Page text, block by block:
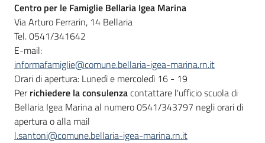
Centro per le Famiglie Bellaria Igea Marina
Via Arturo Ferrarin, 14 Bellaria
Tel. 0541/341642
E-mail:
informafamiglie@comune.bellaria-igea-marina.rn.it
Orari di apertura: Lunedì e mercoledì 16 - 19
Perrichiedere la consulenzacontattare l'ufficio scuola di
Bellaria Igea Marina al numero 0541/343797 negli orari di
apertura o alla mail
l.santoni@comune.bellaria-igea-marina.rn.it